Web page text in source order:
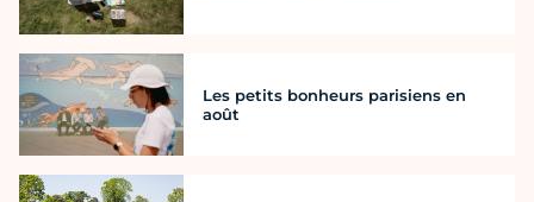
Les petits bonheurs parisiens en
août